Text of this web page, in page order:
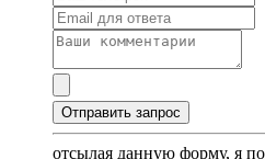
отсылая данную форму, я